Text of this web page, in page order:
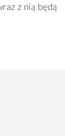
z nią będą